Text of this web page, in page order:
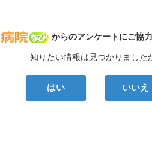
病院なび
からのアンケートにご協力
知りたい情報は見つかりました
はい いいえ